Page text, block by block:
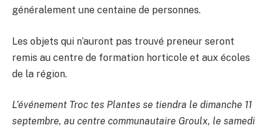
généralement une centaine de personnes.
Les objets qui n’auront pas trouvé preneur seront
remis au centre de formation horticole et aux écoles
de la région.
L’événement Troc tes Plantes se tiendra le dimanche 11
septembre, au centre communautaire Groulx, le samedi